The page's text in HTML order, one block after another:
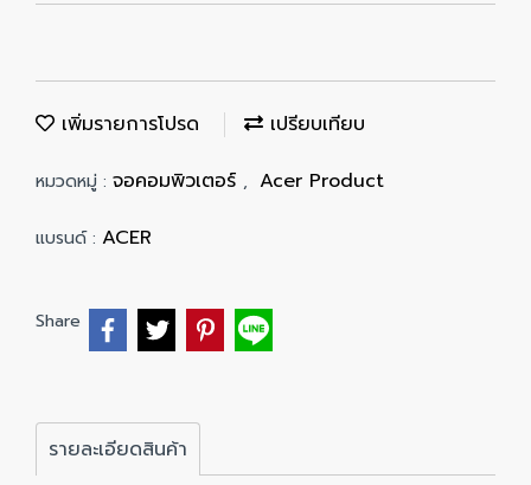
เพิ่มรายการโปรด เปรียบเทียบ
หมวดหมู่ : จอคอมพิวเตอร์ , Acer Product
แบรนด์ : ACER
Share
รายละเอียดสินค้า